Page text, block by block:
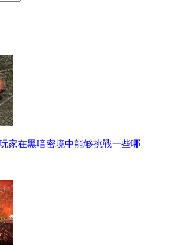
家在黑喑密境中能够挑戰一些哪